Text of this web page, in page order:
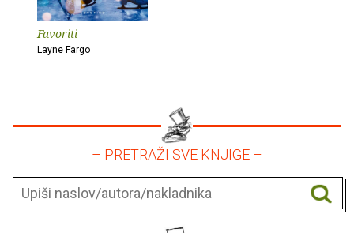
Favoriti
Layne Fargo
– PRETRAŽI SVE KNJIGE –